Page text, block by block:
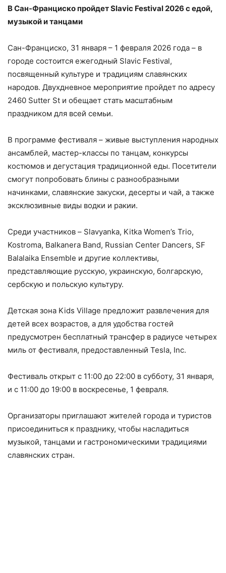
В Сан-Франциско пройдет Slavic Festival 2026 с едой,
музыкой и танцами
Сан-Франциско, 31 января – 1 февраля 2026 года – в
городе состоится ежегодный Slavic Festival,
посвященный культуре и традициям славянских
народов. Двухдневное мероприятие пройдет по адресу
2460 Sutter St и обещает стать масштабным
праздником для всей семьи.
В программе фестиваля – живые выступления народных
ансамблей, мастер-классы по танцам, конкурсы
костюмов и дегустация традиционной еды. Посетители
смогут попробовать блины с разнообразными
начинками, славянские закуски, десерты и чай, а также
эксклюзивные виды водки и ракии.
Среди участников – Slavyanka, Kitka Women’s Trio,
Kostroma, Balkanera Band, Russian Center Dancers, SF
Balalaika Ensemble и другие коллективы,
представляющие русскую, украинскую, болгарскую,
сербскую и польскую культуру.
Детская зона Kids Village предложит развлечения для
детей всех возрастов, а для удобства гостей
предусмотрен бесплатный трансфер в радиусе четырех
миль от фестиваля, предоставленный Tesla, Inc.
Фестиваль открыт с 11:00 до 22:00 в субботу, 31 января,
и с 11:00 до 19:00 в воскресенье, 1 февраля.
Организаторы приглашают жителей города и туристов
присоединиться к празднику, чтобы насладиться
музыкой, танцами и гастрономическими традициями
славянских стран.